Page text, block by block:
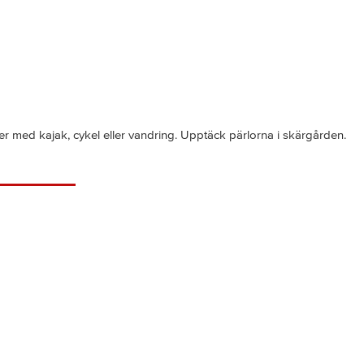
med kajak, cykel eller vandring. Upptäck pärlorna i skärgården.